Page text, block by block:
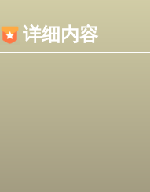
详细内容